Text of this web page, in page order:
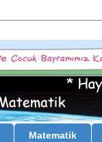
Matematik